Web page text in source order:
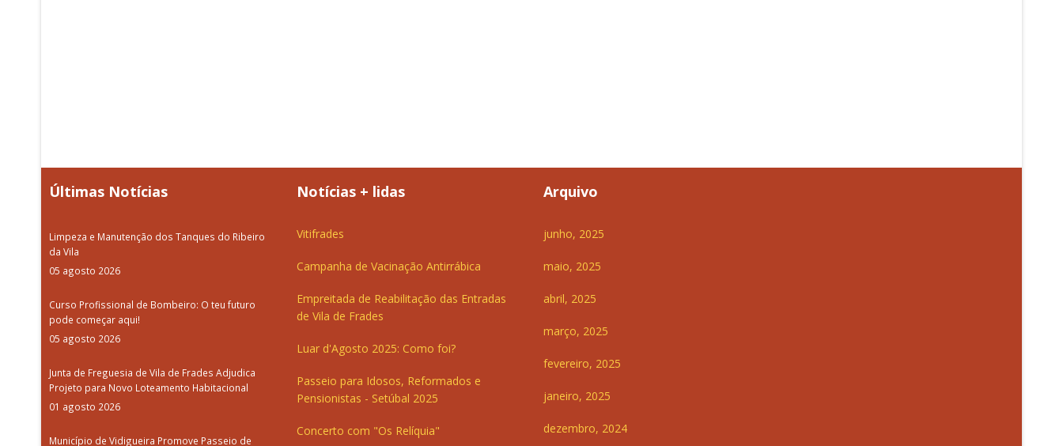
Últimas Notícias
Limpeza e Manutenção dos Tanques do Ribeiro
da Vila
05 agosto 2026
Curso Profissional de Bombeiro: O teu futuro
pode começar aqui!
05 agosto 2026
Junta de Freguesia de Vila de Frades Adjudica
Projeto para Novo Loteamento Habitacional
01 agosto 2026
Município de Vidigueira Promove Passeio de
Notícias + lidas
Vitifrades
Campanha de Vacinação Antirrábica
Empreitada de Reabilitação das Entradas
de Vila de Frades
Luar d'Agosto 2025: Como foi?
Passeio para Idosos, Reformados e
Pensionistas - Setúbal 2025
Concerto com "Os Relíquia"
Arquivo
junho, 2025
maio, 2025
abril, 2025
março, 2025
fevereiro, 2025
janeiro, 2025
dezembro, 2024